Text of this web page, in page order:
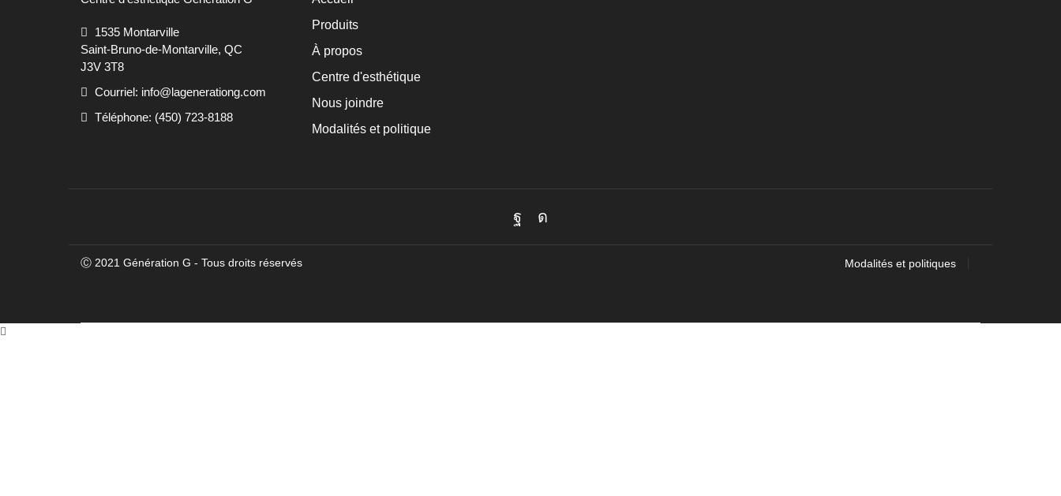
1535 Montarville
Saint-Bruno-de-Montarville, QC
J3V 3T8
Courriel: info@lagenerationg.com
Téléphone: (450) 723-8188
Produits
À propos
Centre d'esthétique
Nous joindre
Modalités et politique
Facebook
Instagram
Ⓒ 2021 Génération G - Tous droits réservés Modalités et politiques